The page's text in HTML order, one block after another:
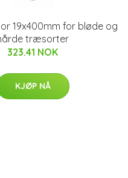
19x400mm for bløde og
træsorter
323.41 NOK
KJØP NÅ